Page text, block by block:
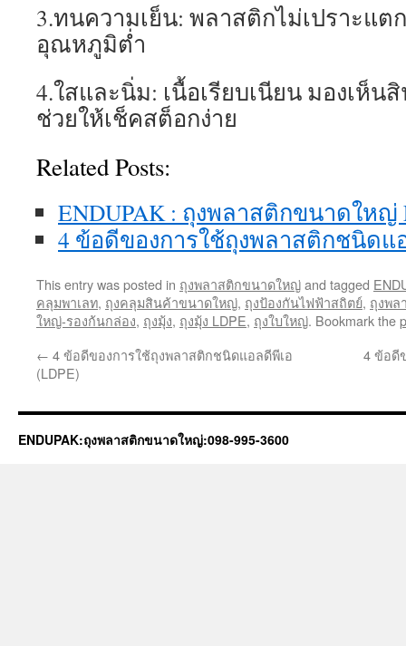
3.ทนความเย็น: พลาสติกไม่เปราะแต
อุณหภูมิต่ำ
4.ใสและนิ่ม: เนื้อเรียบเนียน มองเห็
ช่วยให้เช็คสต็อกง่าย
Related Posts:
ENDUPAK : ถุงพลาสติกขนาดใหญ่
4 ข้อดีของการใช้ถุงพลาสติกชนิดแ
This entry was posted in ถุงพลาสติกขนาดใหญ่and tagged
คลุมพาเลท, ถุงคลุมสินค้าขนาดใหญ่, ถุงป้องกันไฟฟ้าสถิตย์, ถุงพ
ใหญ่-รองก้นกล่อง, ถุงมุ้ง, ถุงมุ้ง LDPE, ถุงใบใหญ่. Bookmark the
← 4 ข้อดีของการใช้ถุงพลาสติกชนิดแอลดีพีเอ
(LDPE)
4 ข้อดี
ENDUPAK:ถุงพลาสติกขนาดใหญ่:098-995-3600